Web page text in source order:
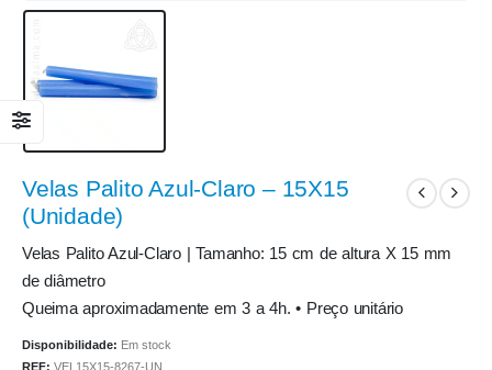
Velas Palito Azul-Claro – 15X15
(Unidade)
Velas Palito Azul-Claro | Tamanho: 15 cm de altura X 15 mm
de diâmetro
Queima aproximadamente em 3 a 4h. • Preço unitário
Disponibilidade: Em stock
REF: VEL15X15-8267-UN